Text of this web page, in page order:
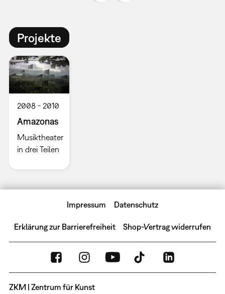
Projekte
2008 2010
Amazonas
Musiktheater
in drei Teilen
Impressum Datenschutz
Erklärung zur Barrierefreiheit Shop-Vertrag widerrufen
ZKM | Zentrum für Kunst